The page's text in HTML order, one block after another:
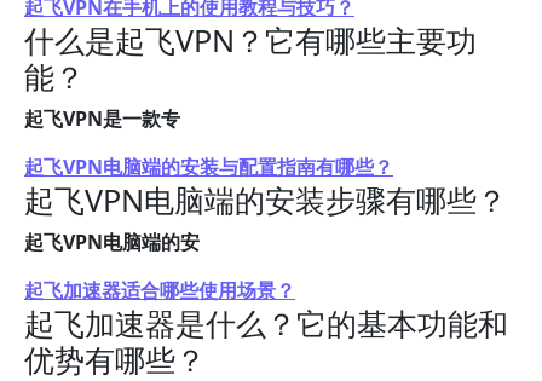
起飞VPN在手机上的使用教程与技巧？
什么是起飞VPN？它有哪些主要功
能？
起飞VPN是一款专
起飞VPN电脑端的安装与配置指南有哪些？
起飞VPN电脑端的安装步骤有哪些？
起飞VPN电脑端的安
起飞加速器适合哪些使用场景？
起飞加速器是什么？它的基本功能和
优势有哪些？